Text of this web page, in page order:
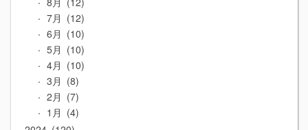
7月
12
6月
10
5月
10
4月
10
3月
8
2月
7
1月
4